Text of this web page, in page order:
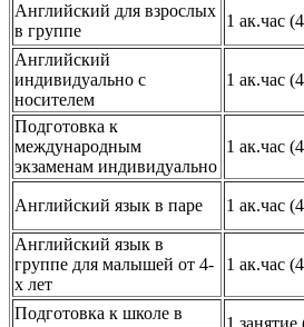
Английский для взрослых
в группе
1 ак.час
Английский
индивидуально с
носителем
1 ак.час
Подготовка к
международным
экзаменам индивидуально
1 ак.час
Английский язык в паре 1 ак.час
Английский язык в
группе для малышей от 4-
х лет
1 ак.час
Подготовка к школе в